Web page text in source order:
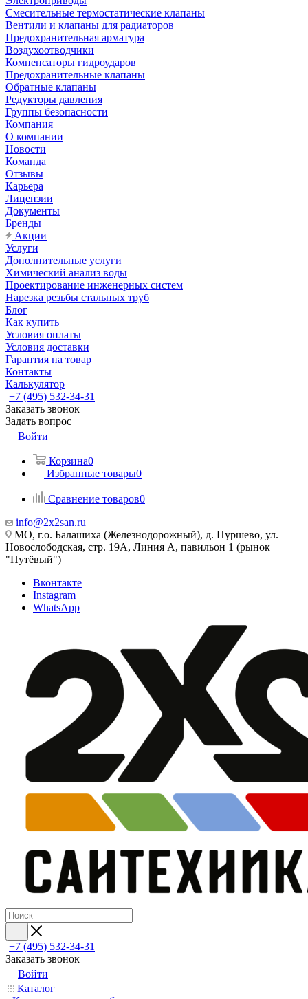
Смесительные термостатические клапаны
Вентили и клапаны для радиаторов
Предохранительная арматура
Воздухоотводчики
Компенсаторы гидроударов
Предохранительные клапаны
Обратные клапаны
Редукторы давления
Группы безопасности
Компания
О компании
Новости
Команда
Отзывы
Карьера
Лицензии
Документы
Бренды
Акции
Услуги
Дополнительные услуги
Химический анализ воды
Проектирование инженерных систем
Нарезка резьбы стальных труб
Блог
Как купить
Условия оплаты
Условия доставки
Гарантия на товар
Контакты
Калькулятор
+7 (495) 532‑34‑31
Заказать звонок
Задать вопрос
Войти
Корзина0
Избранные товары0
Сравнение товаров0
info@2x2san.ru
МО, г.о. Балашиха (Железнодорожный), д. Пуршево, ул.
Новослободская, стр. 19А, Линия А, павильон 1 (рынок
"Путёвый")
Вконтакте
Instagram
WhatsApp
+7 (495) 532‑34‑31
Заказать звонок
Войти
Каталог